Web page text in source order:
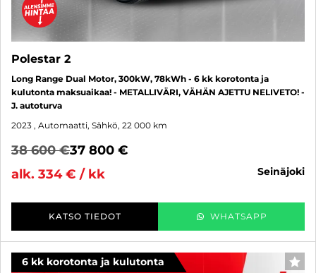
Polestar 2
Long Range Dual Motor, 300kW, 78kWh - 6 kk korotonta ja
kulutonta maksuaikaa! - METALLIVÄRI, VÄHÄN AJETTU NELIVETO! -
J. autoturva
2023 , Automaatti, Sähkö, 22 000 km
38 600 €37 800 €
alk. 334 € / kk
seinäjoki
KATSO TIEDOT WHATSAPP
6 kk korotonta ja kulutonta